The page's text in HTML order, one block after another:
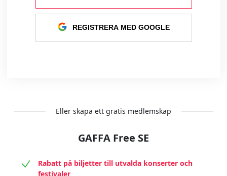
REGISTRERA MED GOOGLE
Eller skapa ett gratis medlemskap
GAFFA Free SE
Rabatt på biljetter till utvalda konserter och
festivaler